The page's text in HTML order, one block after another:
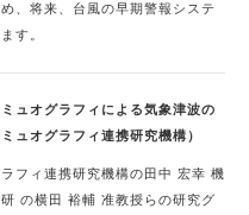
、将来、台風の早期警報システ
す。
ミュオグラフィによる気象津波の
ュオグラフィ連携研究機構）
フィ連携研究機構の田中 宏幸 機
の横田 裕輔 准教授らの研究グ